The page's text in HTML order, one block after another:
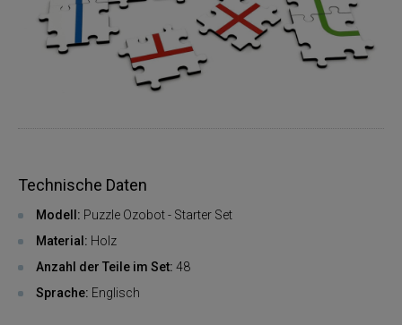
Technische Daten
Modell: Puzzle Ozobot - Starter Set
Material: Holz
Anzahl der Teile im Set: 48
Sprache: Englisch